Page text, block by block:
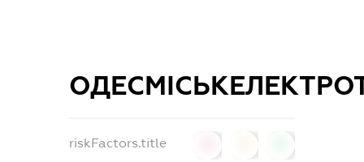
riskFactors.title